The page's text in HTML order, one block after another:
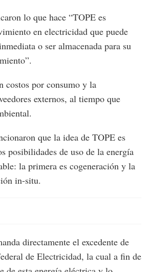
lo que hace “TOPE es
en electricidad que puede
o ser almacenada para su
costos por consumo y la
externos, al tiempo que
que la idea de TOPE es
posibilidades de uso de la energía
la primera es cogeneración y la
in-situ.
directamente el excedente de
de Electricidad, la cual a fin de